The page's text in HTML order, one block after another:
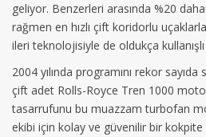
geliyor. Benzerleri arasında %20
rağmen en hızlı çift koridorlu
ileri teknolojisiyle de oldukça
2004 yılında programını rekor
çift adet Rolls-Royce Tren 1000
tasarrufunu bu muazzam turbofan
ekibi için kolay ve güvenilir bir kokpite